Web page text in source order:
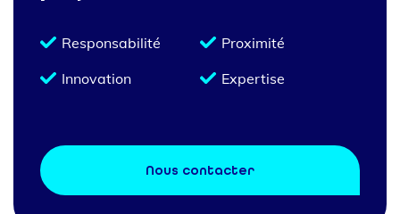
Responsabilité
Proximité
Innovation
Expertise
Nous contacter